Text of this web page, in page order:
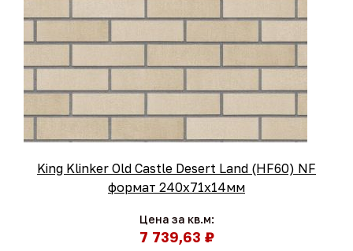
King Klinker Old Castle Desert Land (HF60) NF
формат 240x71x14мм
Цена за кв.м:
7 739,63 ₽